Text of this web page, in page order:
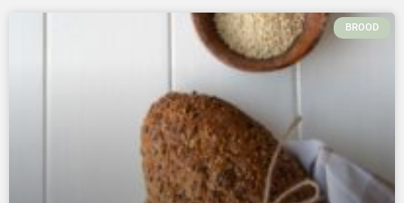
BROOD